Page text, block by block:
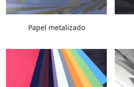
Papel metalizado